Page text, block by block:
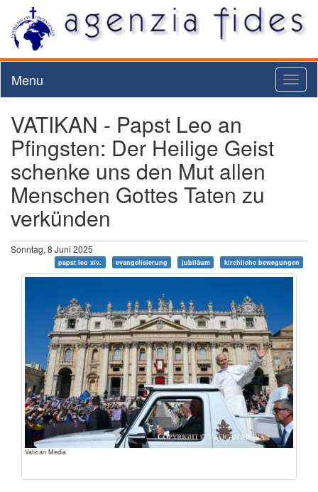
Menu
VATIKAN - Papst Leo an
Pfingsten: Der Heilige Geist
schenke uns den Mut allen
Menschen Gottes Taten zu
verkünden
Sonntag, 8 Juni 2025
papst leo xiv. evangelisierung jubiläum kirchliche bewegungen
Vatican Media